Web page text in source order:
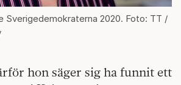
Sverigedemokraterna 2020. Foto: TT /
hon säger sig ha funnit ett